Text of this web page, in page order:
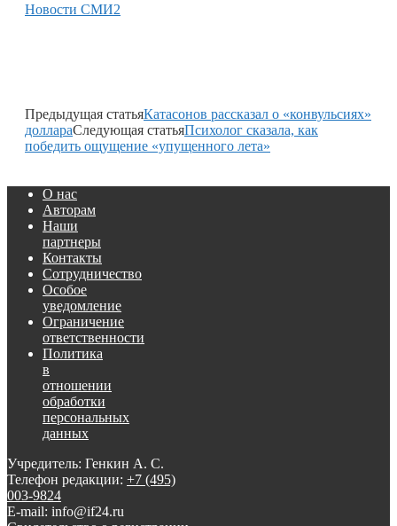
Новости СМИ2
Предыдущая статьяКатасонов рассказал о «конвульсиях»
доллараСледующая статьяПсихолог сказала, как
победить ощущение «упущенного лета»
О нас
Авторам
Наши
партнеры
Контакты
Сотрудничество
Особое
уведомление
Ограничение
ответственности
Политика
в
отношении
обработки
персональных
данных
Учредитель: Генкин А. С.
Телефон редакции: +7 (495)
003-9824
E-mail: info@if24.ru